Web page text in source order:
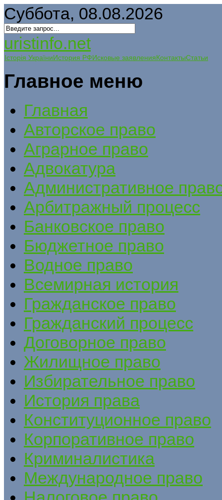
Суббота, 08.08.2026
uristinfo.net
Історія УкраїниИстория РФИсковые заявленияКонтактыСтатьи
Главное меню
Главная
Авторское право
Аграрное право
Адвокатура
Административное
Арбитражный процесс
Банковское право
Бюджетное право
Водное право
Всемирная история
Гражданское право
Гражданский процесс
Договорное право
Жилищное право
Избирательное право
История права
Конституционное право
Корпоративное право
Криминалистика
Международное право